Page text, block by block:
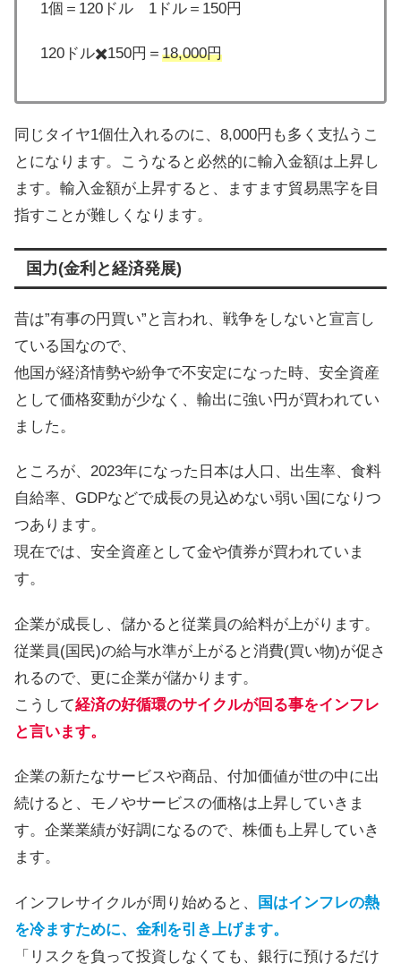
1個＝120ドル 1ドル＝150円
120ドル✖️150円＝ 18,000円
同じタイヤ1個仕入れるのに、8,000円も多く支払うこ
とになります。こうなると必然的に輸入金額は上昇し
ます。輸入金額が上昇すると、ますます貿易黒字を目
指すことが難しくなります。
国力(金利と経済発展)
昔は”有事の円買い”と言われ、戦争をしないと宣言し
ている国なので、
他国が経済情勢や紛争で不安定になった時、安全資産
として価格変動が少なく、輸出に強い円が買われてい
ました。
ところが、2023年になった日本は人口、出生率、食料
自給率、GDPなどで成長の見込めない弱い国になりつ
つあります。
現在では、安全資産として金や債券が買われていま
す。
企業が成長し、儲かると従業員の給料が上がります。
従業員(国民)の給与水準が上がると消費(買い物)が促さ
れるので、更に企業が儲かります。
こうして経済の好循環のサイクルが回る事をインフレ
と言います。
企業の新たなサービスや商品、付加価値が世の中に出
続けると、モノやサービスの価格は上昇していきま
す。企業業績が好調になるので、株価も上昇していき
ます。
インフレサイクルが周り始めると、
国はインフレの熱
を冷ますために、金利を引き上げます。
「リスクを負って投資しなくても、銀行に預けるだけ